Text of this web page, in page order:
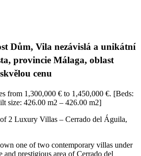
Dům, Vila nezávislá a unikátní
provincie Málaga, oblast
cenu
from 1,300,000 € to 1,450,000 €. [Beds:
size: 426.00 m2 – 426.00 m2]
2 Luxury Villas – Cerrado del Águila,
one of two contemporary villas under
and prestigious area of Cerrado del